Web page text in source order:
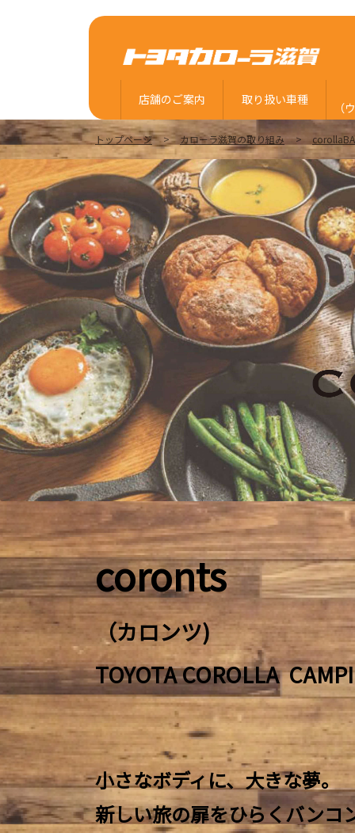
店舗のご案内 取り扱い車種
（
トップページ カローラ滋賀の取り組み
coronts
（カロンツ)
TOYOTA COROLLA
小さなボディに、大きな夢。
新しい旅の扉をひらくバンコ